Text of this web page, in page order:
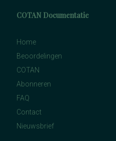
COTAN Documentatie
Home
Beoordelingen
COTAN
Abonneren
FAQ
Contact
Nieuwsbrief